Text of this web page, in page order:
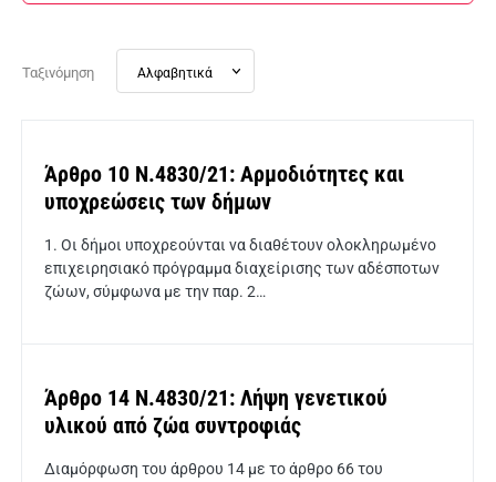
Ταξινόμηση
Άρθρο 10 Ν.4830/21: Αρμοδιότητες και
υποχρεώσεις των δήμων
1. Οι δήμοι υποχρεούνται να διαθέτουν ολοκληρωμένο
επιχειρησιακό πρόγραμμα διαχείρισης των αδέσποτων
ζώων, σύμφωνα με την παρ. 2…
Άρθρο 14 Ν.4830/21: Λήψη γενετικού
υλικού από ζώα συντροφιάς
Διαμόρφωση του άρθρου 14 με το άρθρο 66 του